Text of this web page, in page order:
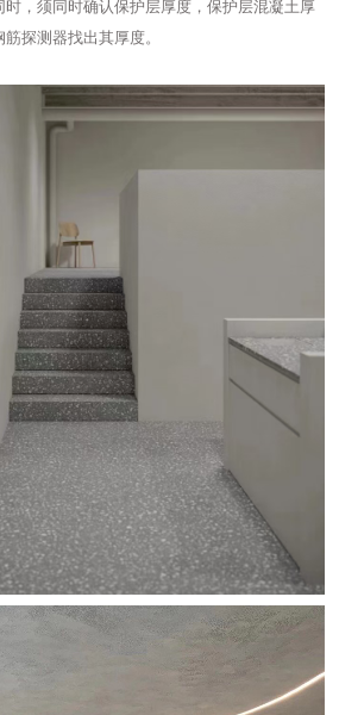
，须同时确认保护层厚度，保护层混凝土厚
探测器找出其厚度。